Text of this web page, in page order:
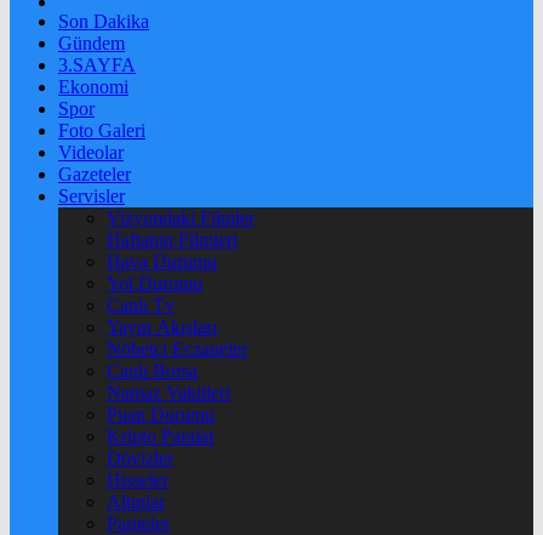
Son Dakika
Gündem
3.SAYFA
Ekonomi
Spor
Foto Galeri
Videolar
Gazeteler
Servisler
Vizyondaki Filmler
Haftanin Filmleri
Hava Durumu
Yol Durumu
Canlı Tv
Yayın Akışları
Nöbetçi Eczaneler
Canlı Borsa
Namaz Vakitleri
Puan Durumu
Kripto Paralar
Dövizler
Hisseler
Altınlar
Pariteler